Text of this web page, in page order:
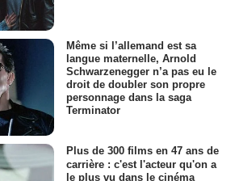
Même si l’allemand est sa
langue maternelle, Arnold
Schwarzenegger n’a pas eu le
droit de doubler son propre
personnage dans la saga
Terminator
Plus de 300 films en 47 ans de
carrière : c'est l'acteur qu'on a
le plus vu dans le cinéma